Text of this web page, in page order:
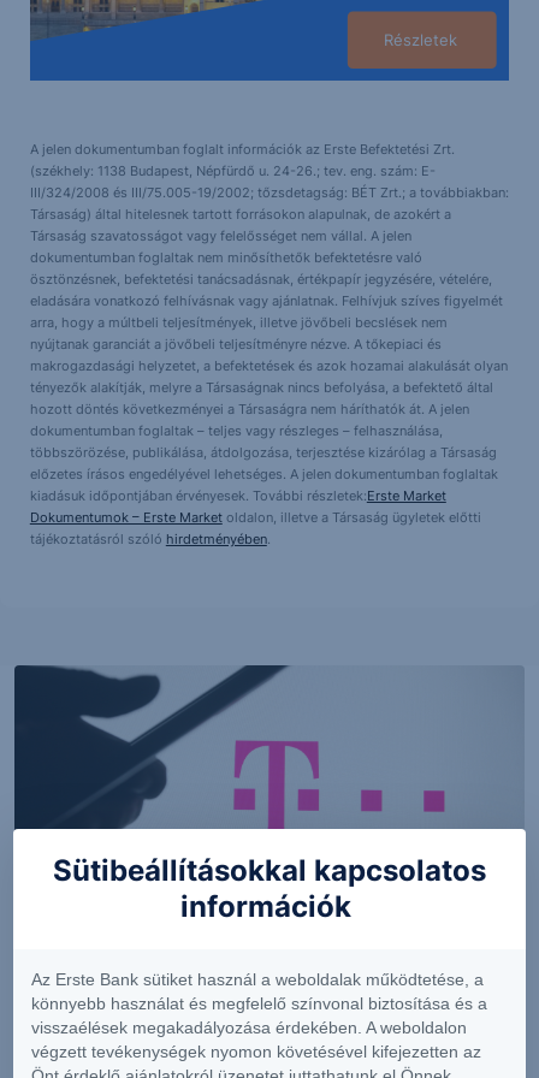
Részletek
A jelen dokumentumban foglalt információk az Erste Befektetési Zrt.
(székhely: 1138 Budapest, Népfürdő u. 24-26.; tev. eng. szám: E-
III/324/2008 és III/75.005-19/2002; tőzsdetagság: BÉT Zrt.; a továbbiakban:
Társaság) által hitelesnek tartott forrásokon alapulnak, de azokért a
Társaság szavatosságot vagy felelősséget nem vállal. A jelen
dokumentumban foglaltak nem minősíthetők befektetésre való
ösztönzésnek, befektetési tanácsadásnak, értékpapír jegyzésére, vételére,
eladására vonatkozó felhívásnak vagy ajánlatnak. Felhívjuk szíves figyelmét
arra, hogy a múltbeli teljesítmények, illetve jövőbeli becslések nem
nyújtanak garanciát a jövőbeli teljesítményre nézve. A tőkepiaci és
makrogazdasági helyzetet, a befektetések és azok hozamai alakulását olyan
tényezők alakítják, melyre a Társaságnak nincs befolyása, a befektető által
hozott döntés következményei a Társaságra nem háríthatók át. A jelen
dokumentumban foglaltak – teljes vagy részleges – felhasználása,
többszörözése, publikálása, átdolgozása, terjesztése kizárólag a Társaság
előzetes írásos engedélyével lehetséges. A jelen dokumentumban foglaltak
kiadásuk időpontjában érvényesek. További részletek:Erste Market
Dokumentumok – Erste Marketoldalon, illetve a Társaság ügyletek előtti
tájékoztatásról szóló hirdetményében.
MTel: Változatlan második negyedéves
eredmény
Sütibeállításokkal kapcsolatos
információk
Az Erste Bank sütiket használ a weboldalak működtetése, a
könnyebb használat és megfelelő színvonal biztosítása és a
visszaélések megakadályozása érdekében. A weboldalon
végzett tevékenységek nyomon követésével kifejezetten az